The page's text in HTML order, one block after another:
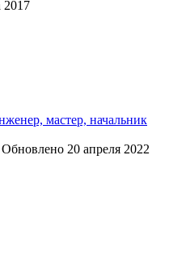
2017
мастер, начальник
Обновлено 20 апреля 2022